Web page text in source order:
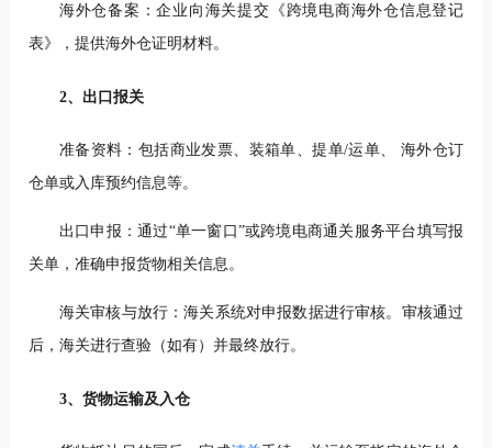
海外仓备案：企业向海关提交《跨境电商海外仓信息登记
表》，提供海外仓证明材料。
2、出口报关
准备资料：包括商业发票、装箱单、提单/运单、 海外仓订
仓单或入库预约信息等。
出口申报：通过“单一窗口”或跨境电商通关服务平台填写报
关单，准确申报货物相关信息。
海关审核与放行：海关系统对申报数据进行审核。审核通过
后，海关进行查验（如有）并最终放行。
3、货物运输及入仓